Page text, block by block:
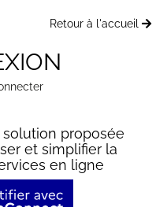
Retour à l'accueil
proposée
et simplifier la
en ligne